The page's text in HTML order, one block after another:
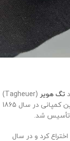
تگ هویر
(Tagheuer)
میباشد. برندی که عمر آن بیش از یک قرن هست. این کمپانی در سال 1865
کرنوگراف خود را در سال 1882 ثبت اختراع کرد و در سال